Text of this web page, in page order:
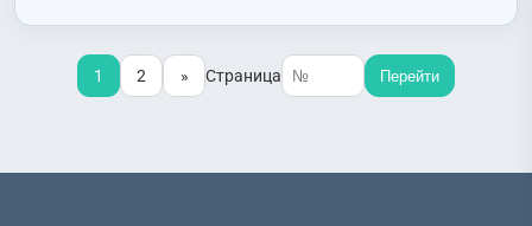
1 2 » Страница Перейти